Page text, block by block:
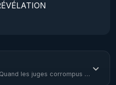
LE MONDE ÉVITE
Quand les juges corrompus franc-maçons de la republique franc-maçonnique vous me...